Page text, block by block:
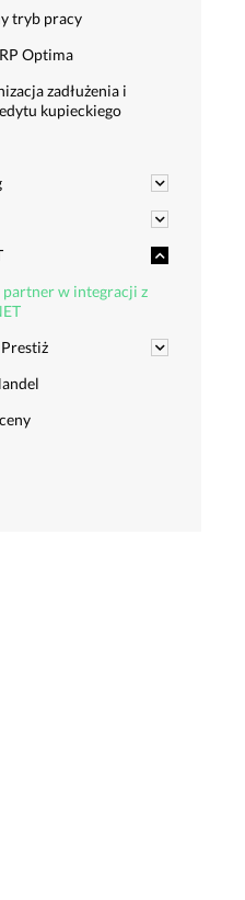
tryb pracy
Optima
zadłużenia i
kupieckiego
partner w integracji z